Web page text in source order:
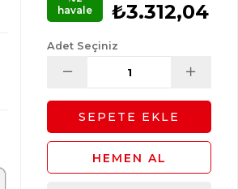
₺3.312,04
havale
Adet Seçiniz